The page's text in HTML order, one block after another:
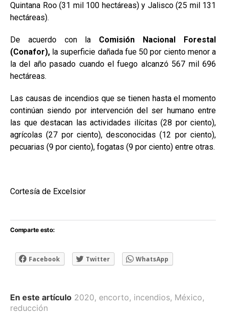
Quintana Roo (31 mil 100 hectáreas) y Jalisco (25 mil 131
hectáreas).
De acuerdo con la Comisión Nacional Forestal
(Conafor), la superficie dañada fue 50 por ciento menor a
la del año pasado cuando el fuego alcanzó 567 mil 696
hectáreas.
Las causas de incendios que se tienen hasta el momento
continúan siendo por intervención del ser humano entre
las que destacan las actividades ilícitas (28 por ciento),
agrícolas (27 por ciento), desconocidas (12 por ciento),
pecuarias (9 por ciento), fogatas (9 por ciento) entre otras.
Cortesía de Excelsior
Comparte esto:
Facebook Twitter WhatsApp
En este artículo 2020, encorto, incendios, México,
reducción